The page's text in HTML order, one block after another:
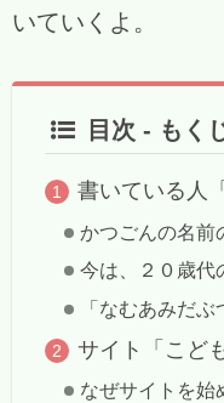
いていくよ。
目次 - もく
書いている人
かつごんの名前
今は、２０歳代
「なむあみだ
サイト「こど
なぜサイトを始